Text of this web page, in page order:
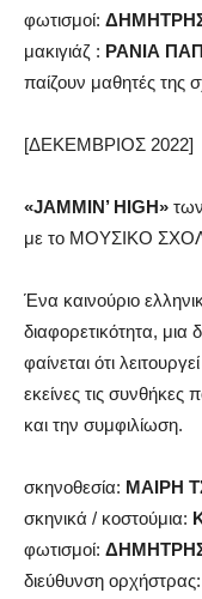
φωτισμοί:
μακιγιάζ : ΡΑΝΙΑ
παίζουν μαθητές της
[ΔΕΚΕΜΒΡΙΟΣ 2022]
«JAMMIN’ HIGH»
με το ΜΟΥΣΙΚΟ
Ένα καινούριο
διαφορετικότητα,
φαίνεται ότι
εκείνες τις συνθήκες
και την συμφιλίωση.
σκηνοθεσία: ΜΑΙΡΗ
σκηνικά / κοστούμια:
φωτισμοί:
διεύθυνση ορχήστρας: